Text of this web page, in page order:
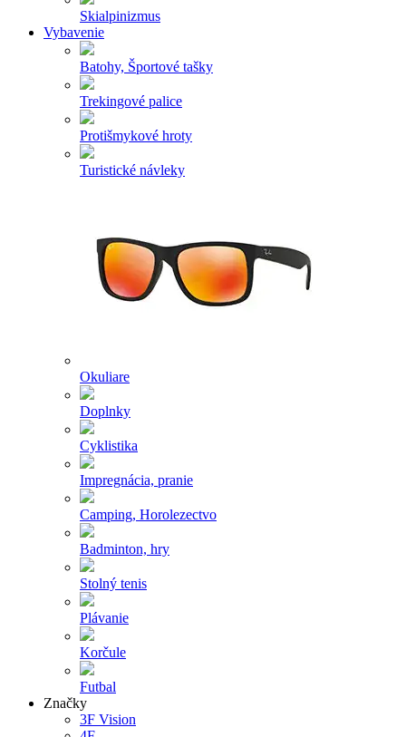
Skialpinizmus
Vybavenie
Batohy, Športové tašky
Trekingové palice
Protišmykové hroty
Turistické návleky
Okuliare
Doplnky
Cyklistika
Impregnácia, pranie
Camping, Horolezectvo
Badminton, hry
Stolný tenis
Plávanie
Korčule
Futbal
Značky
3F Vision